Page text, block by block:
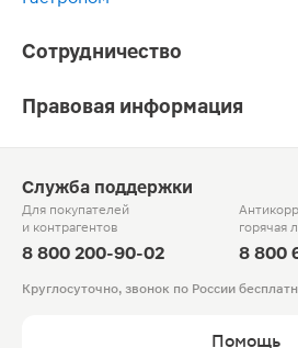
Сотрудничество
Правовая информация
Служба поддержки
Для покупателей
и контрагентов
8 800 200-90-02
горячая
8 800
Круглосуточно, звонок по России
Помощь